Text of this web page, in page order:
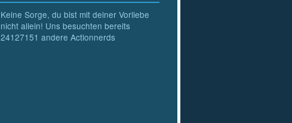
Keine Sorge, du bist mit deiner Vorliebe
nicht allein! Uns besuchten bereits
24127151 andere Actionnerds